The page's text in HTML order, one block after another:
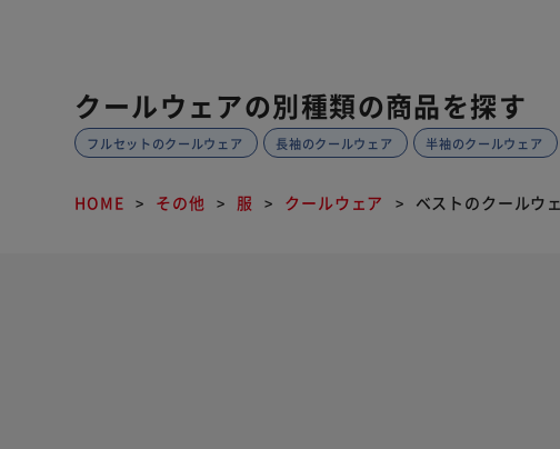
クールウェアの別種類の商品を探す
フルセットのクールウェア 長袖のクールウェア 半袖のクールウェア
HOME その他 服 クールウェア ベストのクールウ